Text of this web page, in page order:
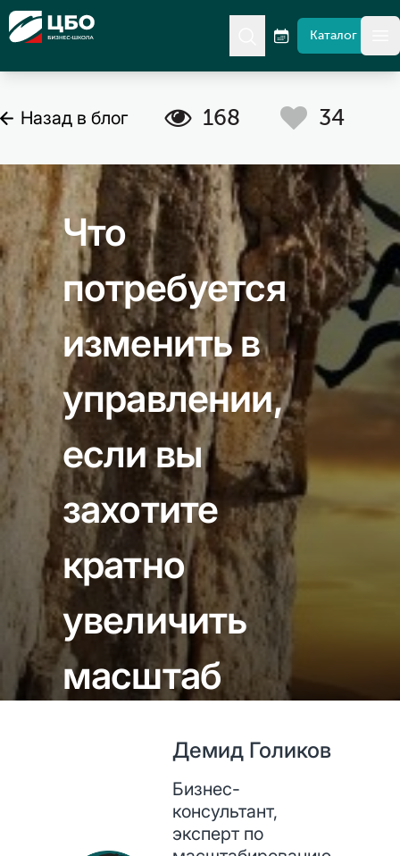
CBO
Каталог
Назад в блог A 168 C 34
Что
потребуется
изменить в
управлении,
если вы
захотите
кратно
увеличить
масштаб
бизнеса?
16 декабря 2020
Демид Голиков
Бизнес-
консультант,
эксперт по